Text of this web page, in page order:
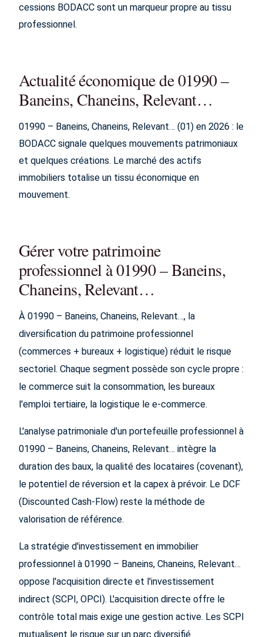
cessions BODACC sont un marqueur propre au tissu
professionnel.
Actualité économique de 01990 –
Baneins, Chaneins, Relevant…
01990 – Baneins, Chaneins, Relevant… (01) en 2026 : le
BODACC signale quelques mouvements patrimoniaux
et quelques créations. Le marché des actifs
immobiliers totalise un tissu économique en
mouvement.
Gérer votre patrimoine
professionnel à 01990 – Baneins,
Chaneins, Relevant…
À 01990 – Baneins, Chaneins, Relevant…, la
diversification du patrimoine professionnel
(commerces + bureaux + logistique) réduit le risque
sectoriel. Chaque segment possède son cycle propre :
le commerce suit la consommation, les bureaux
l'emploi tertiaire, la logistique le e-commerce.
L'analyse patrimoniale d'un portefeuille professionnel à
01990 – Baneins, Chaneins, Relevant… intègre la
duration des baux, la qualité des locataires (covenant),
le potentiel de réversion et la capex à prévoir. Le DCF
(Discounted Cash-Flow) reste la méthode de
valorisation de référence.
La stratégie d'investissement en immobilier
professionnel à 01990 – Baneins, Chaneins, Relevant…
oppose l'acquisition directe et l'investissement
indirect (SCPI, OPCI). L'acquisition directe offre le
contrôle total mais exige une gestion active. Les SCPI
mutualisent le risque sur un parc diversifié.